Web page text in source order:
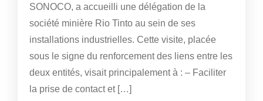
SONOCO, a accueilli une délégation de la
société minière Rio Tinto au sein de ses
installations industrielles. Cette visite, placée
sous le signe du renforcement des liens entre les
deux entités, visait principalement à : – Faciliter
la prise de contact et […]